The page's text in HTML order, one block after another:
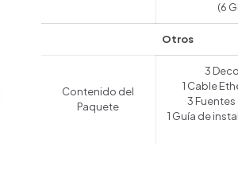
(6
Otros
Contenido del
Paquete
3
1 Cable
3
1 Guía de